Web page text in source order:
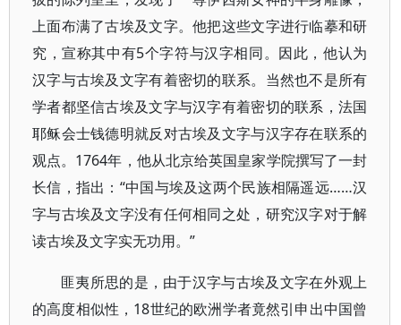
上面布满了古埃及文字。他把这些文字进行临摹和研
究，宣称其中有5个字符与汉字相同。因此，他认为
汉字与古埃及文字有着密切的联系。当然也不是所有
学者都坚信古埃及文字与汉字有着密切的联系，法国
耶稣会士钱德明就反对古埃及文字与汉字存在联系的
观点。1764年，他从北京给英国皇家学院撰写了一封
长信，指出：“中国与埃及这两个民族相隔遥远……汉
字与古埃及文字没有任何相同之处，研究汉字对于解
读古埃及文字实无功用。”
匪夷所思的是，由于汉字与古埃及文字在外观上
的高度相似性，18世纪的欧洲学者竟然引申出中国曾